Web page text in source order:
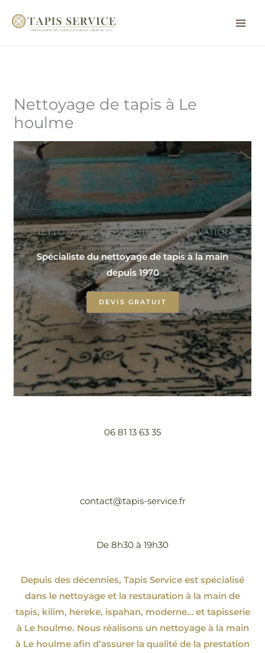
Nettoyage de tapis à Le
houlme
NETTOYAGE ~ RÉPARATION ~ RÉNOVATION
Spécialiste du nettoyage de tapis à la main
depuis 1970
DEVIS GRATUIT
06 81 13 63 35
contact@tapis-service.fr
De 8h30 à 19h30
Depuis des décennies, Tapis Service est spécialisé
dans le nettoyage et la restauration à la main de
tapis, kilim, hereke, ispahan, moderne…et tapisserie
à Le houlme. Nous réalisons un nettoyage à la main
à Le houlme afin d’assurer la qualité de la prestation